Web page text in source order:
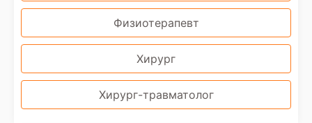
Физиотерапевт
Хирург
Хирург-травматолог